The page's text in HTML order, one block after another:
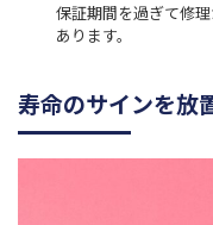
保証期間を過ぎて修
あります。
寿命のサインを放